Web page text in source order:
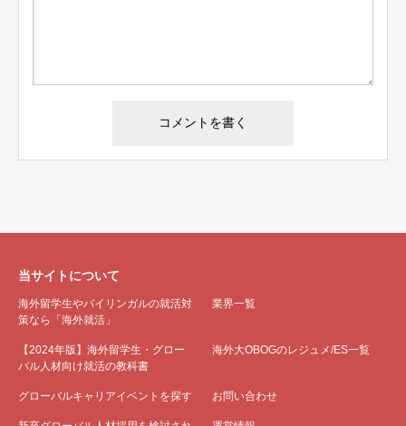
当サイトについて
海外留学生やバイリンガルの就活対
策なら「海外就活」
業界一覧
【2024年版】海外留学生・グロー
バル人材向け就活の教科書
海外大OBOGのレジュメ/ES一覧
グローバルキャリアイベントを探す お問い合わせ